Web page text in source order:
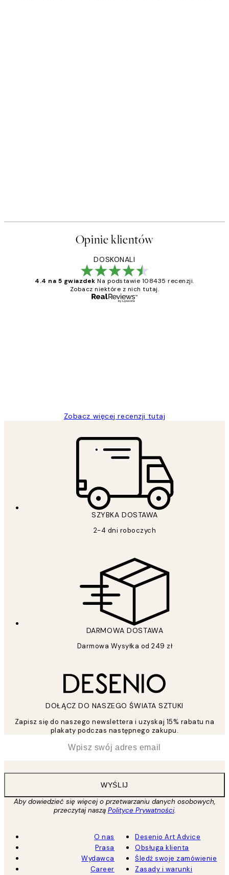
Opinie klientów
DOSKONALI
4.4 na 5 gwiazdek Na podstawie 108435 recenzji.
Zobacz niektóre z nich tutaj.
Zobacz więcej recenzji tutaj
SZYBKA DOSTAWA
2-4 dni roboczych
DARMOWA DOSTAWA
Darmowa Wysyłka od 249 zł
DOŁĄCZ DO NASZEGO ŚWIATA SZTUKI
Zapisz się do naszego newslettera i uzyskaj 15% rabatu na
plakaty podczas następnego zakupu.
WYŚLIJ
Aby dowiedzieć się więcej o przetwarzaniu danych osobowych,
przeczytaj naszą Polityce Prywatności.
O nas
Prasa
Wydawca
Career
Desenio Art Advice
Obsługa klienta
Śledź swoje zamówienie
Zasady i warunki